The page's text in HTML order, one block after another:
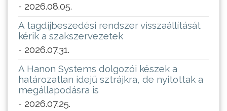
- 2026.08.05.
A tagdíjbeszedési rendszer visszaállítását
kérik a szakszervezetek
- 2026.07.31.
A Hanon Systems dolgozói készek a
határozatlan idejű sztrájkra, de nyitottak a
megállapodásra is
- 2026.07.25.